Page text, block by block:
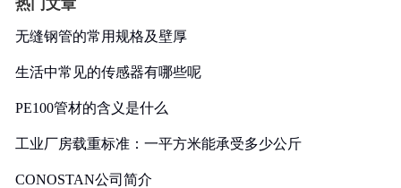
热门文章
无缝钢管的常用规格及壁厚
生活中常见的传感器有哪些呢
PE100管材的含义是什么
工业厂房载重标准：一平方米能承受多少公斤
CONOSTAN公司简介